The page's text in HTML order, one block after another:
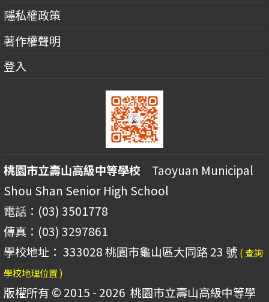
隱私權政策
著作權聲明
登入
桃園市立壽山高級中等學校 Taoyuan Municipal
Shou Shan Senior High School
電話：(03) 3501778
傳真：(03) 3297861
學校地址： 333028 桃園市龜山區大同路 23 號 ( 查詢
學校地理位置 )
版權所有 © 2015 - 2026 桃園市立壽山高級中等學